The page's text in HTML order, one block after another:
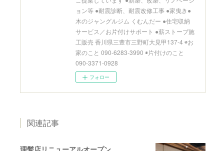
ョン等 ●耐震診断、耐震改修工事 ●家曳き●
木のジャングルジム くむんだー ●住宅収納
サービス／お片付けサポート ●薪ストーブ施
工販売 香川県三豊市三野町大見甲137-4 ◉お
家のこと 090-6283-3990 ◉片付けのこと
090-3371-0928
フォロー
関連記事
理髪店リニューアルオープン